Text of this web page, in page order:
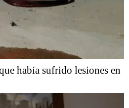
había sufrido lesiones en